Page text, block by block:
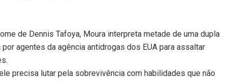
de Dennis Tafoya, Moura interpreta metade de uma dupla
agentes da agência antidrogas dos EUA para assaltar
precisa lutar pela sobrevivência com habilidades que não